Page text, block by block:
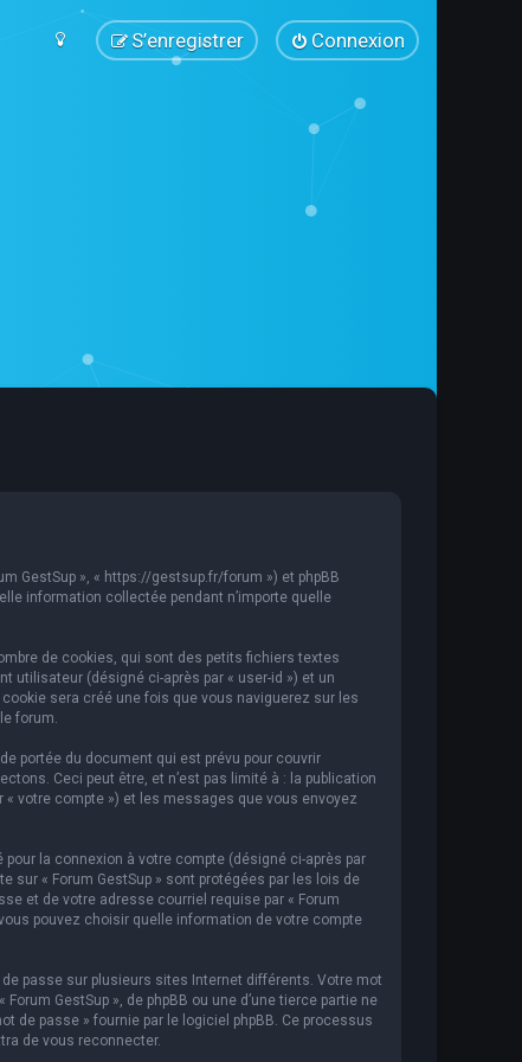
Connexion
S’enregistrer
GestSup », « https://gestsup.fr/forum ») et phpBB
information collectée pendant n’importe quelle
de cookies, qui sont des petits fichiers textes
utilisateur (désigné ci-après par « user-id ») et un
sera créé une fois que vous naviguerez sur les
forum.
portée du document qui est prévu pour couvrir
Ceci peut être, et n’est pas limité à : la publication
« votre compte ») et les messages que vous envoyez
la connexion à votre compte (désigné ci-après par
sur « Forum GestSup » sont protégées par les lois de
et de votre adresse courriel requise par « Forum
pouvez choisir quelle information de votre compte
passe sur plusieurs sites Internet différents. Votre mot
GestSup », de phpBB ou une d’une tierce partie ne
de passe » fournie par le logiciel phpBB. Ce processus
de vous reconnecter.